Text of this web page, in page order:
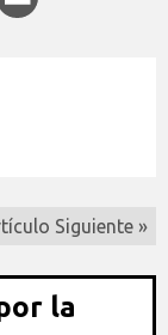
Siguiente »
la